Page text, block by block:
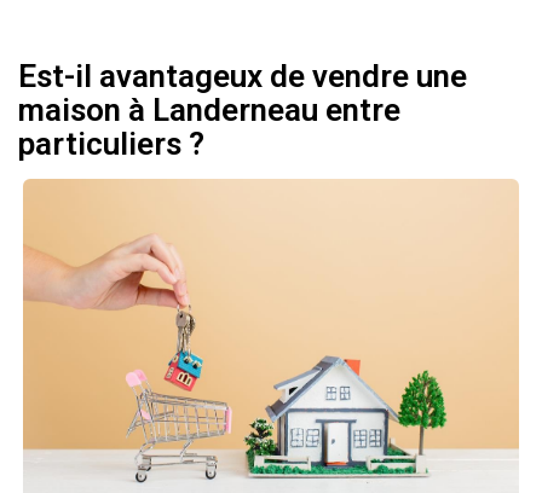
Est-il avantageux de vendre une
maison à Landerneau entre
particuliers ?